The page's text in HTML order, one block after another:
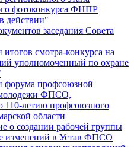
фотоконкурса ФНПР
действии"
заседания Совета
смотра-конкурса на
уполномоченный по охране
форума профсоюзной
ФПСО,
110-летию профсоюзного
области
о создании рабочей группы
изменений в Устав ФПСО